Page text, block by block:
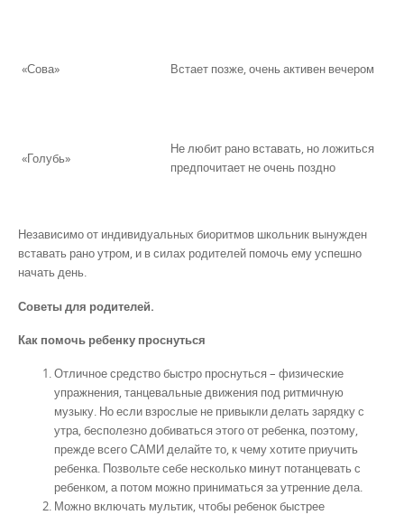
«Сова» Встает позже, очень активен вечером
«Голубь»
Не любит рано вставать, но ложиться
предпочитает не очень поздно
Независимо от индивидуальных биоритмов школьник вынужден
вставать рано утром, и в силах родителей помочь ему успешно
начать день.
Советы для родителей.
Как помочь ребенку проснуться
Отличное средство быстро проснуться – физические
упражнения, танцевальные движения под ритмичную
музыку. Но если взрослые не привыкли делать зарядку с
утра, бесполезно добиваться этого от ребенка, поэтому,
прежде всего САМИ делайте то, к чему хотите приучить
ребенка. Позвольте себе несколько минут потанцевать с
ребенком, а потом можно приниматься за утренние дела.
Можно включать мультик, чтобы ребенок быстрее